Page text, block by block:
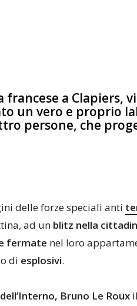
francese a Clapiers,
un vero e proprio
persone, che
delle forze speciali anti
ad un blitz nella
fermate nel loro
di esplosivi.
Bruno Le Roux